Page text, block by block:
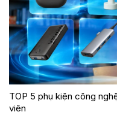
TOP 5 phụ kiện công
viên